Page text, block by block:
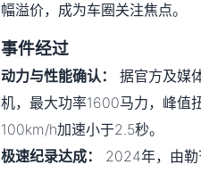
幅溢价，成为车圈关注焦点。
事件经过
动力与性能确认：
据官方及媒
机，最大功率1600马力，峰值
100km/h加速小于2.5秒。
极速纪录达成：
2024年，由